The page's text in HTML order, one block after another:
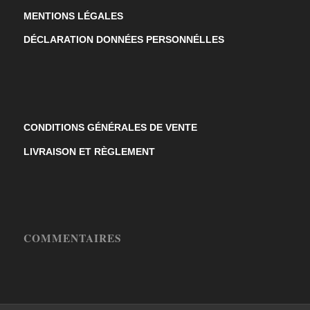
MENTIONS LÉGALES
DÉCLARATION DONNÉES PERSONNÉLLES
CONDITIONS GÉNÉRALES DE VENTE
LIVRAISON ET RÈGLEMENT
COMMENTAIRES